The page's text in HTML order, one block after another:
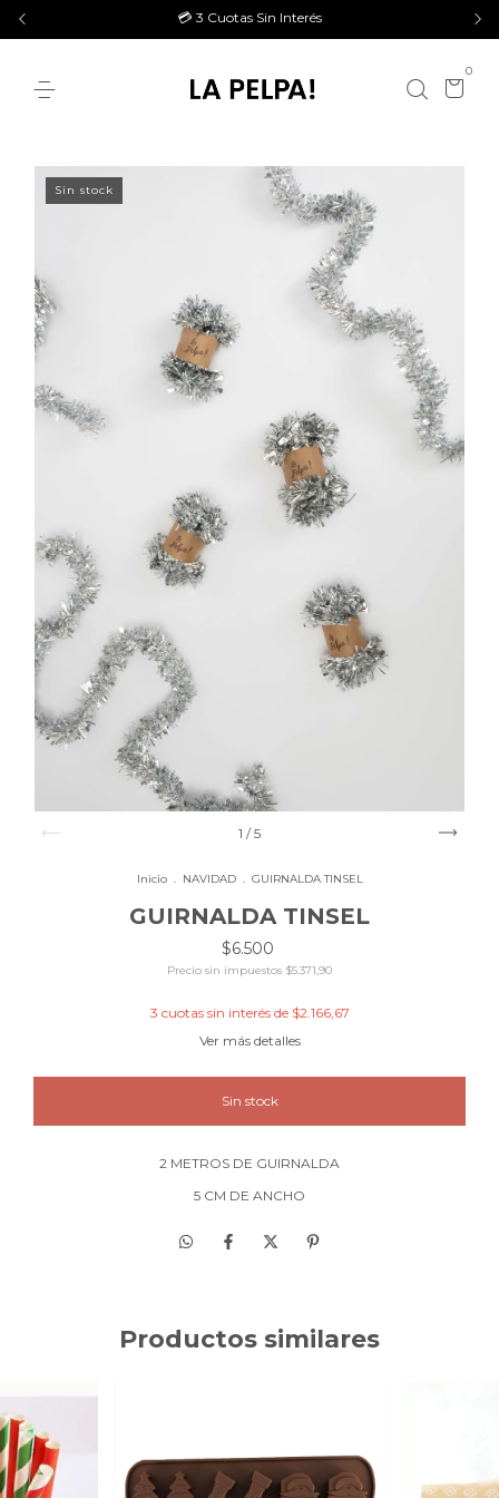
💳 3 Cuotas Sin Interés
0
Sin stock
1 /5
Inicio . NAVIDAD . GUIRNALDA TINSEL
GUIRNALDA TINSEL
$6.500
Precio sin impuestos $5.371,90
3 cuotas sin interés de $2.166,67
Ver más detalles
2 METROS DE GUIRNALDA
5 CM DE ANCHO
Productos similares